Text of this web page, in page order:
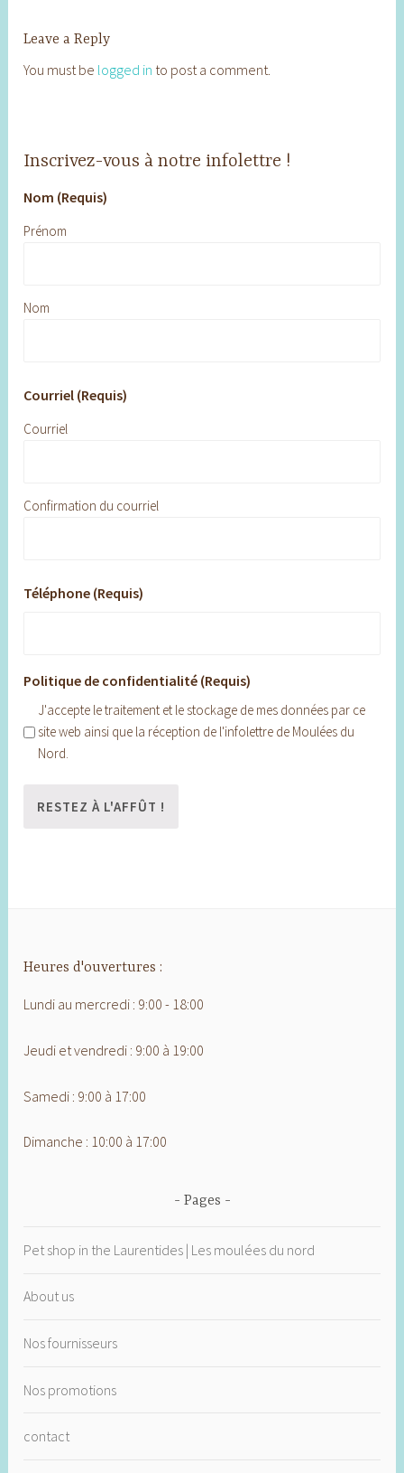
Leave a Reply
You must be logged in to post a comment.
Inscrivez-vous à notre infolettre !
Nom (Requis)
Prénom
Nom
Courriel (Requis)
Courriel
Confirmation du courriel
Téléphone (Requis)
Politique de confidentialité (Requis)
J'accepte le traitement et le stockage de mes données par ce
site web ainsi que la réception de l'infolettre de Moulées du
Nord.
Heures d'ouvertures :
Lundi au mercredi : 9:00 - 18:00
Jeudi et vendredi : 9:00 à 19:00
Samedi : 9:00 à 17:00
Dimanche : 10:00 à 17:00
Pages
Pet shop in the Laurentides | Les moulées du nord
About us
Nos fournisseurs
Nos promotions
contact